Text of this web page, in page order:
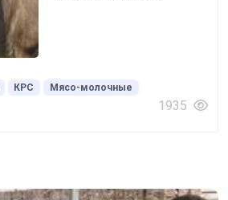
КРС Мясо-молочные
1935